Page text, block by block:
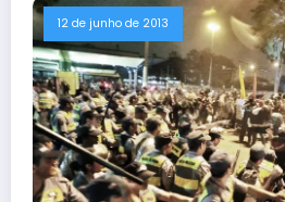
12 de junho de 2013